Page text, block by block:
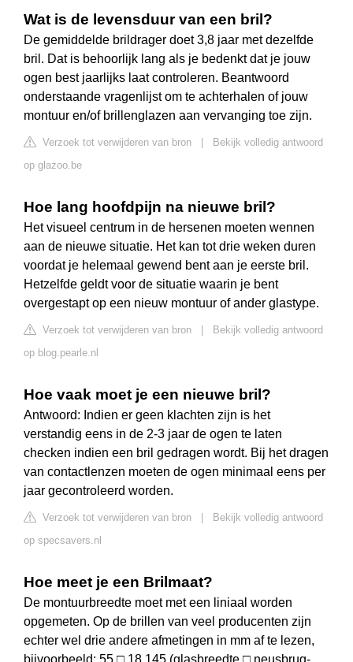
Wat is de levensduur van een bril?
De gemiddelde brildrager doet 3,8 jaar met dezelfde
bril. Dat is behoorlijk lang als je bedenkt dat je jouw
ogen best jaarlijks laat controleren. Beantwoord
onderstaande vragenlijst om te achterhalen of jouw
montuur en/of brillenglazen aan vervanging toe zijn.
Verzoek tot verwijderen van bron
Bekijk volledig antwoord
op glazoo.be
Hoe lang hoofdpijn na nieuwe bril?
Het visueel centrum in de hersenen moeten wennen
aan de nieuwe situatie. Het kan tot drie weken duren
voordat je helemaal gewend bent aan je eerste bril.
Hetzelfde geldt voor de situatie waarin je bent
overgestapt op een nieuw montuur of ander glastype.
Verzoek tot verwijderen van bron
Bekijk volledig antwoord
op blog.pearle.nl
Hoe vaak moet je een nieuwe bril?
Antwoord: Indien er geen klachten zijn is het
verstandig eens in de 2-3 jaar de ogen te laten
checken indien een bril gedragen wordt. Bij het dragen
van contactlenzen moeten de ogen minimaal eens per
jaar gecontroleerd worden.
Verzoek tot verwijderen van bron
Bekijk volledig antwoord
op specsavers.nl
Hoe meet je een Brilmaat?
De montuurbreedte moet met een liniaal worden
opgemeten. Op de brillen van veel producenten zijn
echter wel drie andere afmetingen in mm af te lezen,